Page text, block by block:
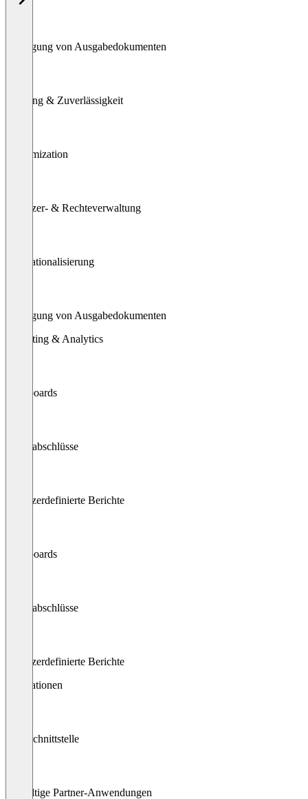
Erzeugung von Ausgabedokumenten
Leistung & Zuverlässigkeit
Customization
Benutzer- & Rechteverwaltung
Internationalisierung
Erzeugung von Ausgabedokumenten
Reporting & Analytics
Dashboards
Jahresabschlüsse
Benutzerdefinierte Berichte
Dashboards
Jahresabschlüsse
Benutzerdefinierte Berichte
Integrationen
API-Schnittstelle
Vielfältige Partner-Anwendungen